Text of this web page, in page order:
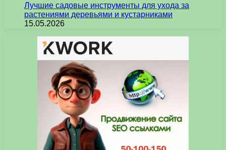
Лучшие садовые инструменты для ухода за
растениями деревьями и кустарниками
15.05.2026